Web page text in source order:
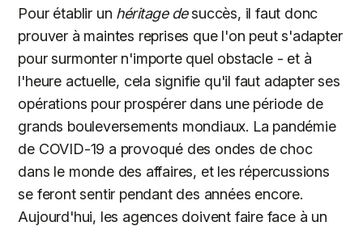
Pour établir un héritage desuccès, il faut donc
prouver à maintes reprises que l'on peut s'adapter
pour surmonter n'importe quel obstacle - et à
l'heure actuelle, cela signifie qu'il faut adapter ses
opérations pour prospérer dans une période de
grands bouleversements mondiaux. La pandémie
de COVID-19 a provoqué des ondes de choc
dans le monde des affaires, et les répercussions
se feront sentir pendant des années encore.
Aujourd'hui, les agences doivent faire face à un